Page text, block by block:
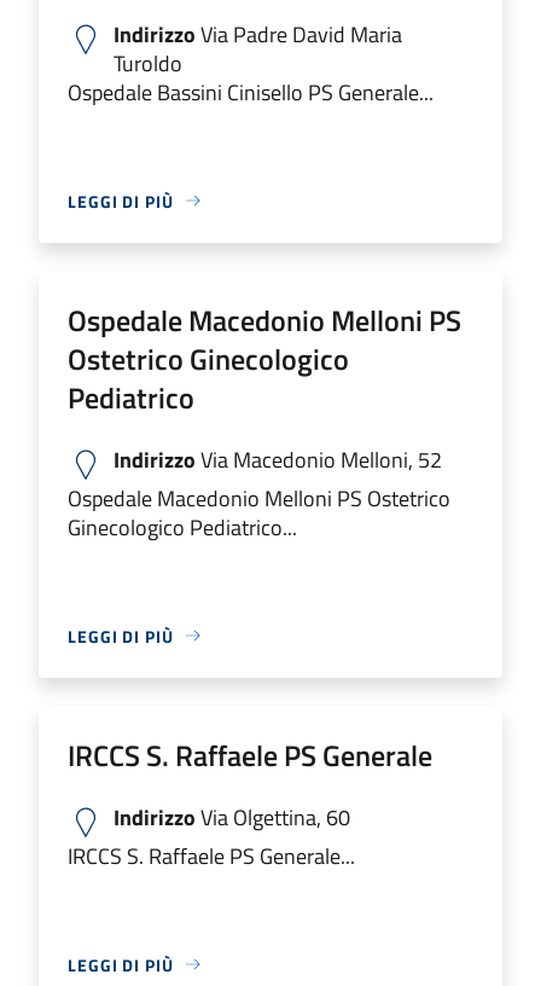
IndirizzoVia Padre David Maria
Turoldo
Ospedale Bassini Cinisello PS Generale...
LEGGI DI PIÙ
Ospedale Macedonio Melloni PS
Ostetrico Ginecologico
Pediatrico
IndirizzoVia Macedonio Melloni, 52
Ospedale Macedonio Melloni PS Ostetrico
Ginecologico Pediatrico...
LEGGI DI PIÙ
IRCCS S. Raffaele PS Generale
IndirizzoVia Olgettina, 60
IRCCS S. Raffaele PS Generale...
LEGGI DI PIÙ